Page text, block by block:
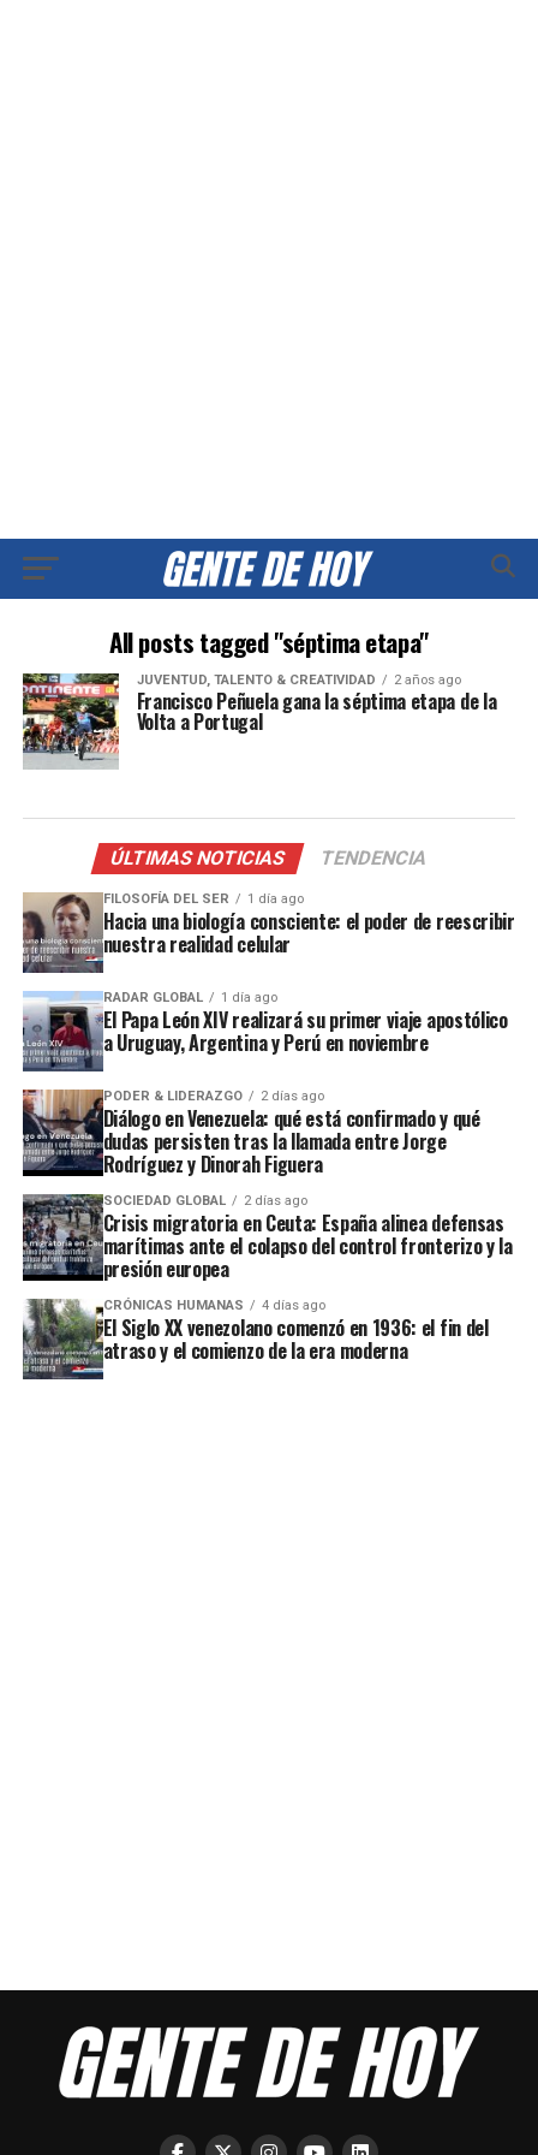
All posts tagged "séptima etapa"
JUVENTUD, TALENTO & CREATIVIDAD 2 años ago
Francisco Peñuela gana la séptima etapa de la
Volta a Portugal
ÚLTIMAS NOTICIAS TENDENCIA
FILOSOFÍA DEL SER 1 día ago
Hacia una biología consciente: el poder de reescribir
nuestra realidad celular
RADAR GLOBAL 1 día ago
El Papa León XIV realizará su primer viaje apostólico
a Uruguay, Argentina y Perú en noviembre
PODER & LIDERAZGO 2 días ago
Diálogo en Venezuela: qué está confirmado y qué
dudas persisten tras la llamada entre Jorge
Rodríguez y Dinorah Figuera
SOCIEDAD GLOBAL 2 días ago
Crisis migratoria en Ceuta: España alinea defensas
marítimas ante el colapso del control fronterizo y la
presión europea
CRÓNICAS HUMANAS 4 días ago
El Siglo XX venezolano comenzó en 1936: el fin del
atraso y el comienzo de la era moderna